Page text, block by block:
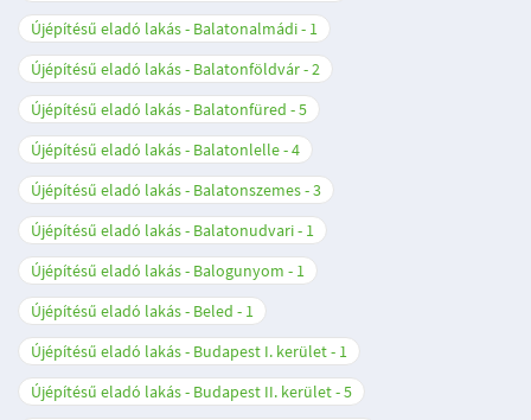
Újépítésű eladó lakás - Balatonalmádi
1
Újépítésű eladó lakás - Balatonföldvár 2
Újépítésű eladó lakás - Balatonfüred
5
Újépítésű eladó lakás - Balatonlelle 4
Újépítésű eladó lakás - Balatonszemes 3
Újépítésű eladó lakás - Balatonudvari
1
Újépítésű eladó lakás - Balogunyom
1
Újépítésű eladó lakás - Beled
1
Újépítésű eladó lakás - Budapest I. kerület
1
Újépítésű eladó lakás - Budapest II. kerület 5